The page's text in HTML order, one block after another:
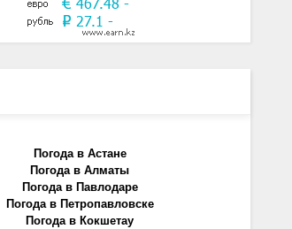
Погода в Астане
Погода в Алматы
Погода в Павлодаре
Погода в Петропавловске
Погода в Кокшетау